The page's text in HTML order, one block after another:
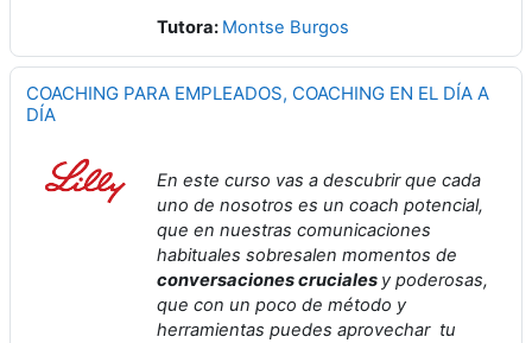
Tutora: Montse Burgos
COACHING PARA EMPLEADOS, COACHING EN EL DÍA A
DÍA
En este curso vas a descubrir que cada
uno de nosotros es un coach potencial,
que en nuestras comunicaciones
habituales sobresalen momentos de
conversaciones cruciales y poderosas,
que con un poco de método y
herramientas puedes aprovechar tu